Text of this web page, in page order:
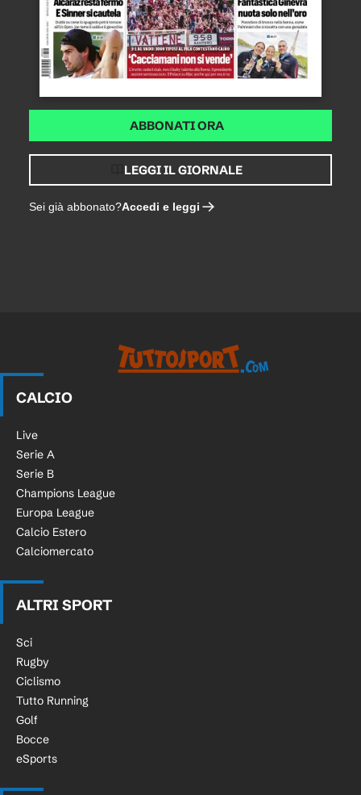
ABBONATI ORA
LEGGI IL GIORNALE
Sei già abbonato?Accedi e leggi
CALCIO
Live
Serie A
Serie B
Champions League
Europa League
Calcio Estero
Calciomercato
ALTRI SPORT
Sci
Rugby
Ciclismo
Tutto Running
Golf
Bocce
eSports